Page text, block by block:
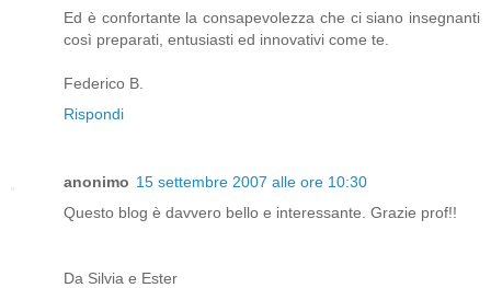
Ed è confortante la consapevolezza che ci siano insegnanti
così preparati, entusiasti ed innovativi come te.
Federico B.
Rispondi
anonimo 15 settembre 2007 alle ore 10:30
Questo blog è davvero bello e interessante. Grazie prof!!
Da Silvia e Ester